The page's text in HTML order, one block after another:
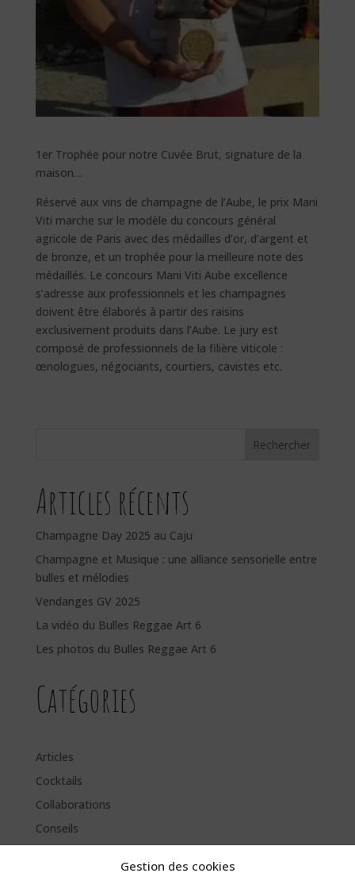
Gestion des cookies
1er Trophée pour notre Cuvée Brut, signature de la
maison…
Réservé aux vins de champagne de l’Aube, le prix Mani
Viti marche sur le modèle du concours général
agricole de Paris avec des médailles d’or, d’argent et
de bronze, et un trophée pour la meilleure note des
médaillés. Le concours Mani Viti Aube excellence
s’adresse aux professionnels et les champagnes
doivent être élaborés à partir des raisins
exclusivement produits dans l’Aube. Le jury est
composé de professionnels de la filière viticole :
œnologues, négociants, courtiers, cavistes etc.
Rechercher
Articles récents
Champagne Day 2025 au Caju
Champagne et Musique : une alliance sensorielle entre
bulles et mélodies
Vendanges GV 2025
La vidéo du Bulles Reggae Art 6
Les photos du Bulles Reggae Art 6
Catégories
Articles
Cocktails
Collaborations
Conseils